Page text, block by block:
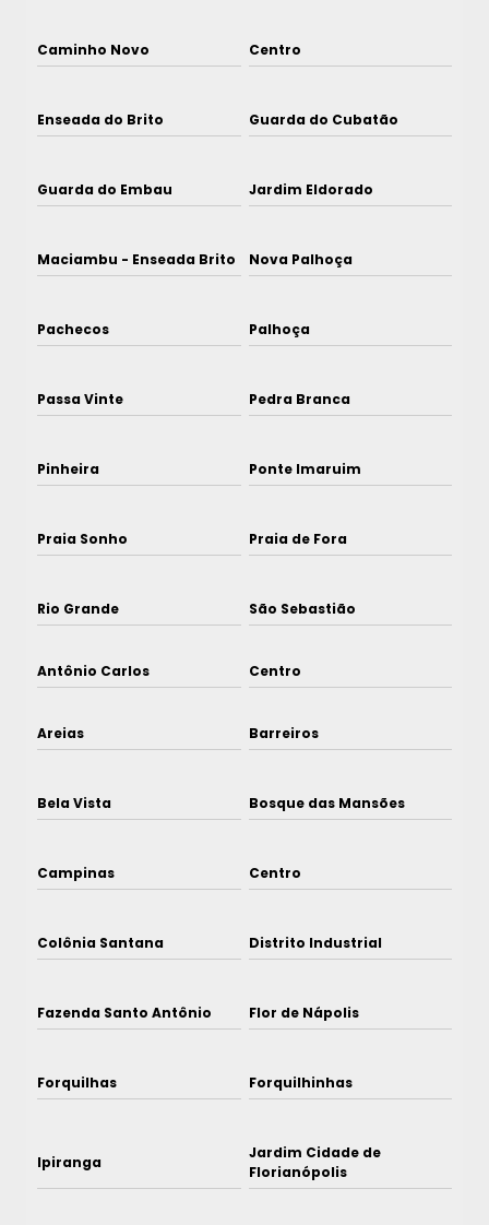
Caminho Novo Centro
Enseada do Brito Guarda do Cubatão
Guarda do Embau Jardim Eldorado
Maciambu - Enseada Brito Nova Palhoça
Pachecos Palhoça
Passa Vinte Pedra Branca
Pinheira Ponte Imaruim
Praia Sonho Praia de Fora
Rio Grande São Sebastião
Antônio Carlos Centro
Areias Barreiros
Bela Vista Bosque das Mansões
Campinas Centro
Colônia Santana Distrito Industrial
Fazenda Santo Antônio Flor de Nápolis
Forquilhas Forquilhinhas
Ipiranga
Jardim Cidade de
Florianópolis